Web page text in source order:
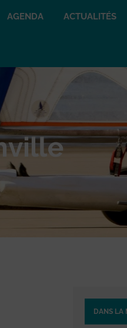
AGENDA ACTUALITÉS
DANS LA